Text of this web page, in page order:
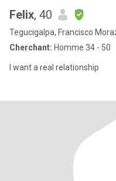
Felix, 40
Tegucigalpa, Francisco
Cherchant: Homme 34 - 50
I want a real relationship